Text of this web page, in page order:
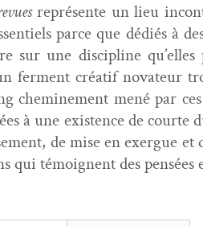
représente un lieu
parce que dédiés à
sur une dis­ci­pline
fer­ment créatif nova­teur
chem­ine­ment mené par
à une exis­tence de
de mise en exer­gue
qui témoignent des